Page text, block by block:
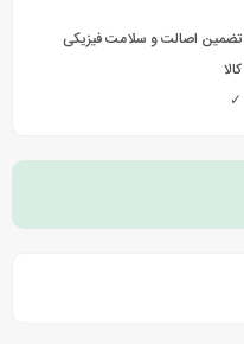
تضمین اصالت و سلامت فیزیکی
کالا
✓